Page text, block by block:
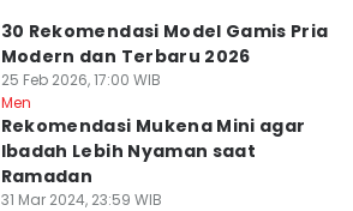
30 Rekomendasi Model Gamis Pria
Modern dan Terbaru 2026
25 Feb 2026, 17:00 WIB
Men
Rekomendasi Mukena Mini agar
Ibadah Lebih Nyaman saat
Ramadan
31 Mar 2024, 23:59 WIB